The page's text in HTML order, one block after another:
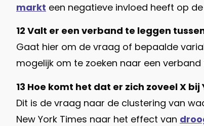
markt een negatieve invloed heeft op
12 Valt er een verband te leggen
Gaat hier om de vraag of bepaalde
mogelijk om te zoeken naar een verband
13 Hoe komt het dat er zich zoveel X
Dit is de vraag naar de clustering van
New York Times naar het effect van